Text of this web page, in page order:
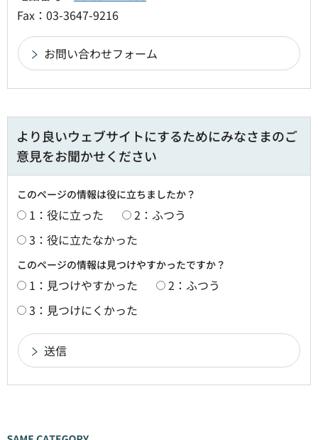
Fax：03-3647-9216
より良いウェブサイトにするためにみなさまのご
意見をお聞かせください
このページの情報は役に立ちましたか？
1：役に立った
2：ふつう
3：役に立たなかった
このページの情報は見つけやすかったですか？
1：見つけやすかった
2：ふつう
3：見つけにくかった